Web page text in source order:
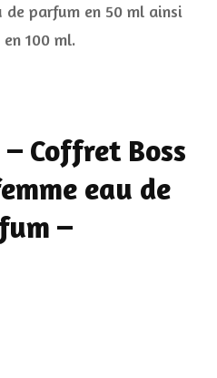
de parfum en 50 ml ainsi
100 ml.
Coffret Boss
eau de
–